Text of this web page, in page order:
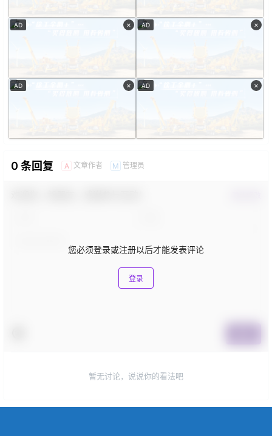
×
AD ×
AD
×
AD ×
AD
0 条回复 A 文章作者 M 管理员
您必须登录或注册以后才能发表评论
登录
暂无讨论，说说你的看法吧